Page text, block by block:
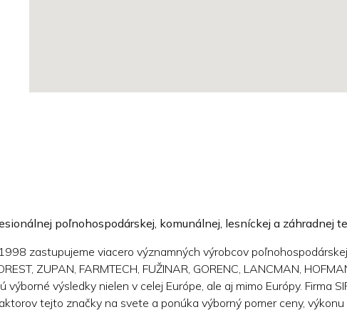
poľnohospodárskej, komunálnej, lesníckej a záhradnej
zastupujeme viacero významných výrobcov
ZUPAN, FARMTECH, FUŽINAR, GORENC, LANCMAN,
výsledky nielen v celej Európe, ale aj mimo Európy. Firma
tejto značky na svete a ponúka výborný pomer ceny, výkonu